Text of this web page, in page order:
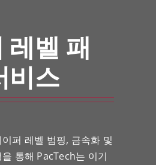
레벨 패
비스
퍼 레벨 범핑, 금속화 및
통해 PacTech는 이기